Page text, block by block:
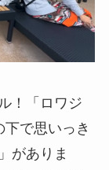
！「ロワジ
で思いっき
がありま